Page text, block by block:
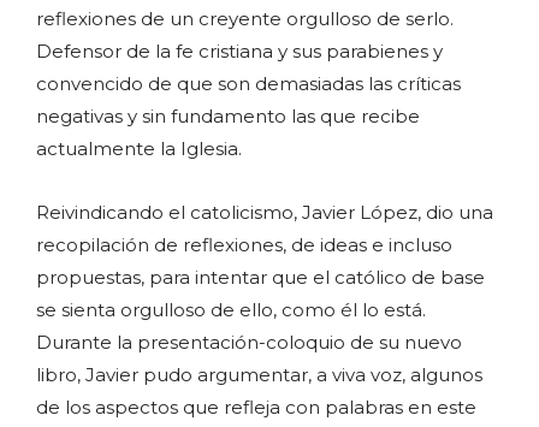
reflexiones de un creyente orgulloso de serlo.
Defensor de la fe cristiana y sus parabienes y
convencido de que son demasiadas las críticas
negativas y sin fundamento las que recibe
actualmente la Iglesia.
Reivindicando el catolicismo, Javier López, dio una
recopilación de reflexiones, de ideas e incluso
propuestas, para intentar que el católico de base
se sienta orgulloso de ello, como él lo está.
Durante la presentación-coloquio de su nuevo
libro, Javier pudo argumentar, a viva voz, algunos
de los aspectos que refleja con palabras en este